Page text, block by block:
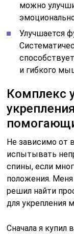
можно
Улучшается
и гибкого
Комплекс
Не зависимо от
испытывать
спины, если
положения. Меня
решил найти
для
Сначала я купил